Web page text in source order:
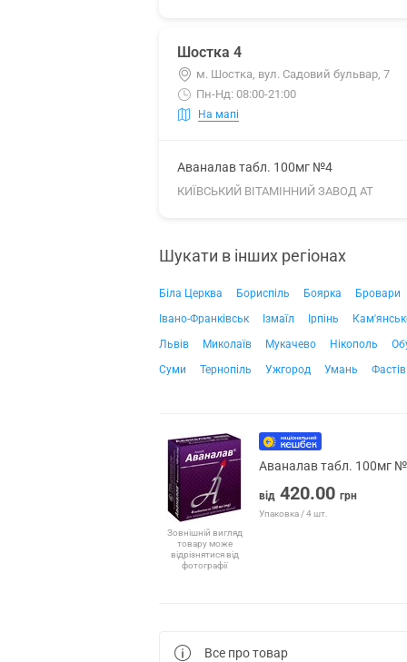
Шостка 4
м. Шостка, вул. Садовий бульвар, 7
Пн-Нд: 08:00-21:00
На мапі
Аваналав табл. 100мг №4
КИЇВСЬКИЙ ВІТАМІННИЙ ЗАВОД АТ
Шукати в інших регіонах
Біла Церква Бориспіль Боярка
Бровари
Івано-Франківськ
Ізмаїл Ірпінь
Львів
Миколаїв Мукачево Нікополь
Суми
Тернопіль Ужгород Умань Фастів
Зовнішній вигляд
товару може
відрізнятися від
фотографії
Аваналав табл. 100мг
від 420.00 грн
Упаковка / 4 шт.
Все про товар